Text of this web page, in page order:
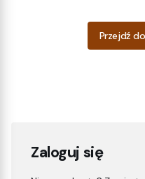
Przejdź
Zaloguj się